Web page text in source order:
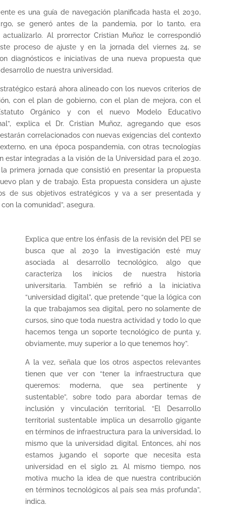
es una guía de navegación planificada hasta el 2030,
se generó antes de la pandemia, por lo tanto, era
actualizarlo. Al prorrector Cristian Muñoz le correspondió
proceso de ajuste y en la jornada del viernes 24, se
diagnósticos e iniciativas de una nueva propuesta que
de nuestra universidad.
estará ahora alineado con los nuevos criterios de
con el plan de gobierno, con el plan de mejora, con el
Orgánico y con el nuevo Modelo Educativo
explica el Dr. Cristian Muñoz, agregando que esos
correlacionados con nuevas exigencias del contexto
en una época pospandemia, con otras tecnologías
estar integradas a la visión de la Universidad para el 2030.
la primera jornada que consistió en presentar la propuesta
plan y de trabajo. Esta propuesta considera un ajuste
de sus objetivos estratégicos y va a ser presentada y
la comunidad”, asegura.
Explica que entre los énfasis de la revisión del PEI se
busca que al 2030 la investigación esté muy
asociada al desarrollo tecnológico, algo que
caracteriza los inicios de nuestra historia
universitaria. También se refirió a la iniciativa
“universidad digital”, que pretende “que la lógica con
la que trabajamos sea digital, pero no solamente de
cursos, sino que toda nuestra actividad y todo lo que
hacemos tenga un soporte tecnológico de punta y,
obviamente, muy superior a lo que tenemos hoy”.
A la vez, señala que los otros aspectos relevantes
tienen que ver con “tener la infraestructura que
queremos: moderna, que sea pertinente y
sustentable”, sobre todo para abordar temas de
inclusión y vinculación territorial. “El Desarrollo
territorial sustentable implica un desarrollo gigante
en términos de infraestructura para la universidad, lo
mismo que la universidad digital. Entonces, ahí nos
estamos jugando el soporte que necesita esta
universidad en el siglo 21. Al mismo tiempo, nos
motiva mucho la idea de que nuestra contribución
en términos tecnológicos al país sea más profunda”,
indica.